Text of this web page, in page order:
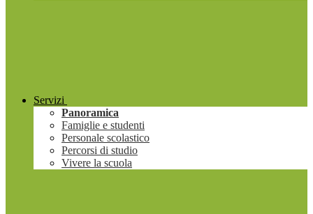
Servizi
Panoramica
Famiglie e studenti
Personale scolastico
Percorsi di studio
Vivere la scuola